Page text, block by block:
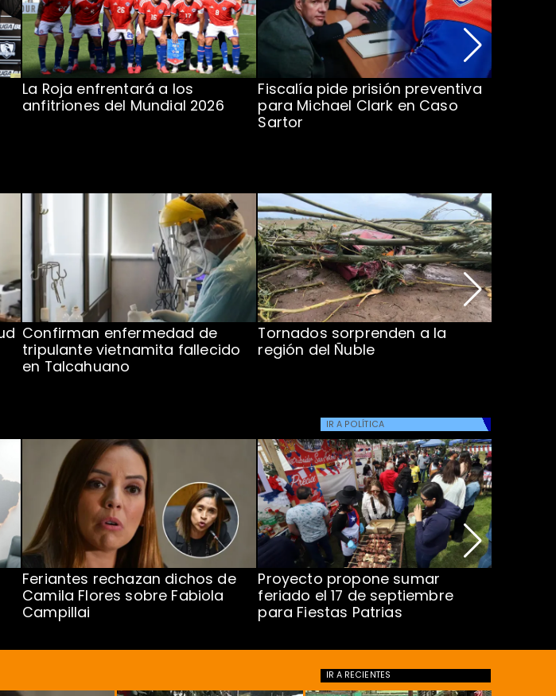
La Roja enfrentará a los
anfitriones del Mundial 2026
Fiscalía pide prisión preventiva
para Michael Clark en Caso
Sartor
Confirman enfermedad de
tripulante vietnamita fallecido
en Talcahuano
Tornados sorprenden a la
región del Ñuble
IR A POLÍTICA
Feriantes rechazan dichos de
Camila Flores sobre Fabiola
Campillai
Proyecto propone sumar
feriado el 17 de septiembre
para Fiestas Patrias
IR A RECIENTES